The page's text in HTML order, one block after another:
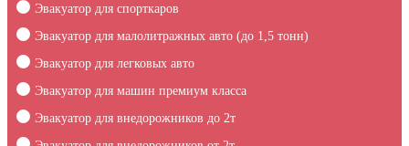
Эвакуатор для спорткаров
Эвакуатор для малолитражных авто (до 1,5 тонн)
Эвакуатор для легковых авто
Эвакуатор для машин премиум класса
Эвакуатор для внедорожников до 2т